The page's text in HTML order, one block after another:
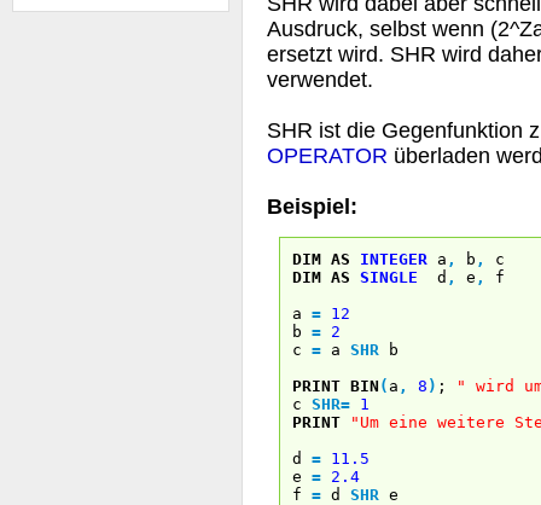
Ausdruck, selbst wenn
ersetzt wird. SHR wird
verwendet.
SHR ist die Gegenfunktion
OPERATOR überladen
Beispiel:
DIM AS INTEGER a , b ,
c
DIM AS SINGLE d , e ,
f
a = 12
b = 2
c = a SHR b
PRINT BIN ( a , 8 ) ;
" wird
c SHR= 1
PRINT
"Um eine weitere
d = 11.5
e = 2.4
f = d SHR e